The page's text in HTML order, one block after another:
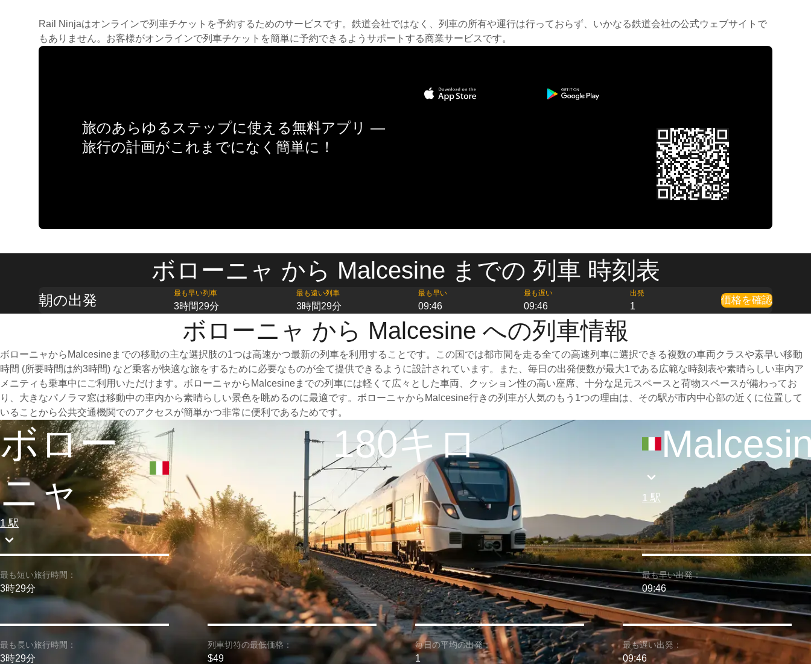
Rail Ninjaはオンラインで列車チケットを予約するためのサービスです。鉄道会社ではなく、列車の所有や運行は行っておらず、いかなる鉄道会社の公式ウェブサイトで
もありません。お客様がオンラインで列車チケットを簡単に予約できるようサポートする商業サービスです。
旅のあらゆるステップに使える無料アプリ —
旅行の計画がこれまでになく簡単に！
ボローニャ から Malcesine までの 列車 時刻表
朝の出発 最も早い列車
3時間29分
最も遠い列車
3時間29分
最も早い
09:46
最も遅い
09:46
出発
1
価格を確認
ボローニャ から Malcesine への列車情報
ボローニャからMalcesineまでの移動の主な選択肢の1つは高速かつ最新の列車を利用することです。この国では都市間を走る全ての高速列車に選択できる複数の車両クラスや素早い移動
時間 (所要時間は約3時間) など乗客が快適な旅をするために必要なものが全て提供できるように設計されています。また、毎日の出発便数が最大1である広範な時刻表や素晴らしい車内ア
メニティも乗車中にご利用いただけます。ボローニャからMalcesineまでの列車には軽くて広々とした車両、クッション性の高い座席、十分な足元スペースと荷物スペースが備わってお
り、大きなパノラマ窓は移動中の車内から素晴らしい景色を眺めるのに最適です。ボローニャからMalcesine行きの列車が人気のもう1つの理由は、その駅が市内中心部の近くに位置して
いることから公共交通機関でのアクセスが簡単かつ非常に便利であるためです。
ボロー
ニャ
1 駅
180キロ
1 駅
最も短い旅行時間：
3時29分
最も早い出発：
09:46
最も長い旅行時間：
3時29分
列車切符の最低価格：
$49
毎日の平均の出発：
1
最も遅い出発：
09:46